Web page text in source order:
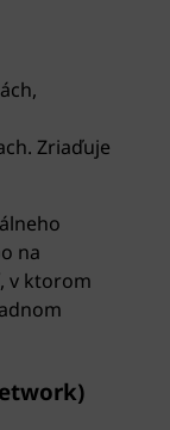
Zriaďuje
na
v ktorom